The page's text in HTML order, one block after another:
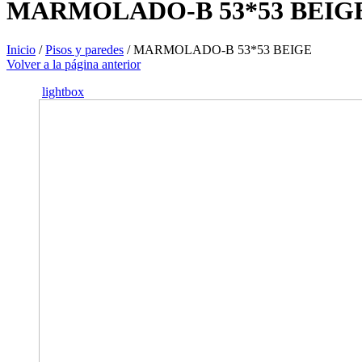
MARMOLADO-B 53*53
Inicio / Pisos y paredes /MARMOLADO-B 53*53 BEIGE
Volver a la página anterior
lightbox